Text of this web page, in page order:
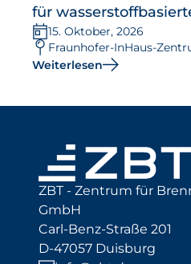
für
15. Oktober, 2026
Fraunhofer-InHaus-
Weiterlesen
ZBT - Zentrum für
GmbH
Carl-Benz-Straße 201
D-47057 Duisburg